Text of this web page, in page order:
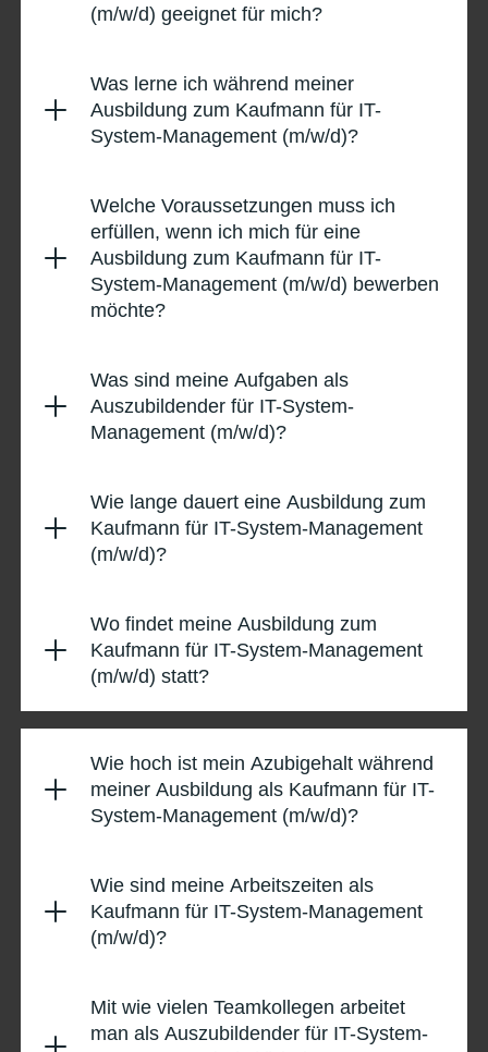
(m/w/d) geeignet für mich?
Was lerne ich während meiner
Ausbildung zum Kaufmann für IT-
System-Management (m/w/d)?
Welche Voraussetzungen muss ich
erfüllen, wenn ich mich für eine
Ausbildung zum Kaufmann für IT-
System-Management (m/w/d) bewerben
möchte?
Was sind meine Aufgaben als
Auszubildender für IT-System-
Management (m/w/d)?
Wie lange dauert eine Ausbildung zum
Kaufmann für IT-System-Management
(m/w/d)?
Wo findet meine Ausbildung zum
Kaufmann für IT-System-Management
(m/w/d) statt?
Wie hoch ist mein Azubigehalt während
meiner Ausbildung als Kaufmann für IT-
System-Management (m/w/d)?
Wie sind meine Arbeitszeiten als
Kaufmann für IT-System-Management
(m/w/d)?
Mit wie vielen Teamkollegen arbeitet
man als Auszubildender für IT-System-